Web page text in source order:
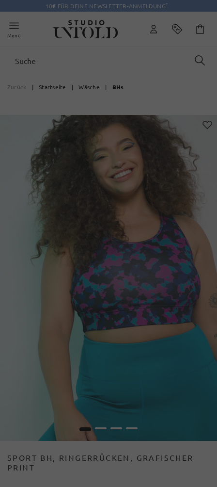
10€ FÜR DEINE NEWSLETTER-ANMELDUNG*
Menü
Zurück | Startseite | Wäsche | BHs
1 2 3 4
SPORT BH, RINGERRÜCKEN, GRAFISCHER
PRINT